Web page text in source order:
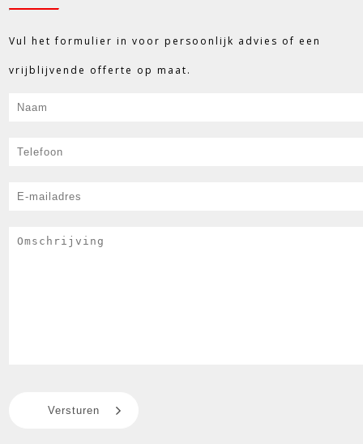
Vul het formulier in voor persoonlijk advies of een
vrijblijvende offerte op maat.